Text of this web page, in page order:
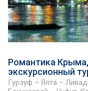
Романтика
экскурсионный
Гурзуф – Ялта –